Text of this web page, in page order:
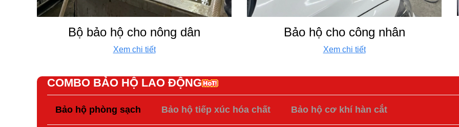
Bộ bảo hộ cho nông dân
Xem chi tiết
Bảo hộ cho công nhân
Xem chi tiết
COMBO BẢO HỘ LAO ĐỘNG
Bảo hộ phòng sạch Bảo hộ tiếp xúc hóa chất Bảo hộ cơ khí hàn cắt